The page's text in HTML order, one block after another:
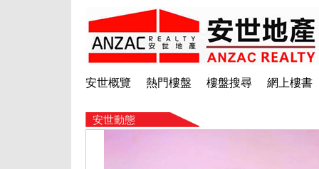
安世概覽 熱門樓盤 樓盤搜尋 網上樓書
安世動態